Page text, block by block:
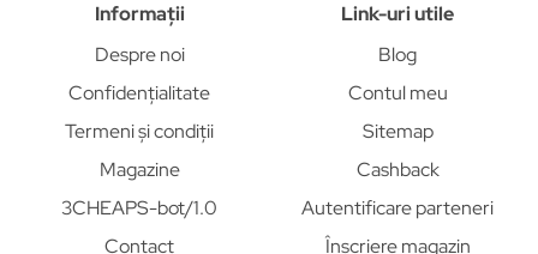
Informații
Despre noi
Confidențialitate
Termeni și condiții
Magazine
3CHEAPS-bot/1.0
Contact
Link-uri utile
Blog
Contul meu
Sitemap
Cashback
Autentificare parteneri
Înscriere magazin